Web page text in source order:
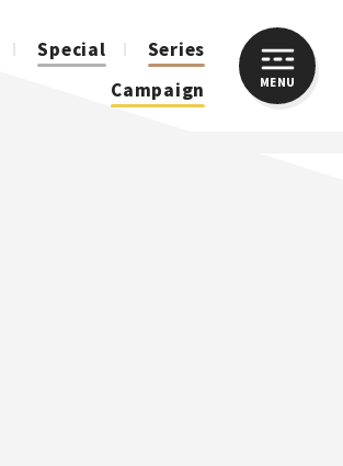
Special
Series
Campaign
MENU
CLOSE